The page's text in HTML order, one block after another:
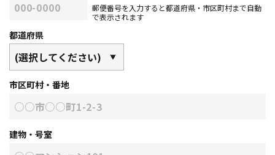
郵便番号を入力すると都道府県・市区町村まで自動
で表示されます
都道府県
市区町村・番地
建物・号室